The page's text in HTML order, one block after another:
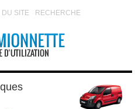
DU SITE RECHERCHE